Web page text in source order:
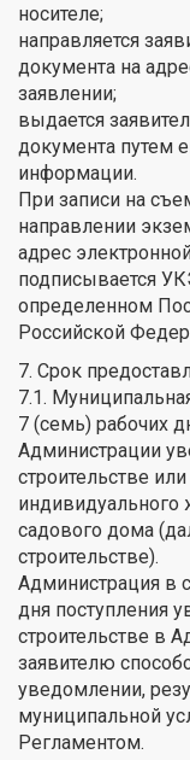
носителе;
направляется
документа на
заявлении;
выдается
документа путем
информации.
При записи на
направлении
адрес
подписывается
определенном
Российской
7. Срок
7.1.
7 (семь) рабочих
Администрации
строительстве
индивидуального
садового дома
строительстве).
Администрация в
дня поступления
строительстве в
заявителю
уведомлении,
муниципальной
Регламентом.